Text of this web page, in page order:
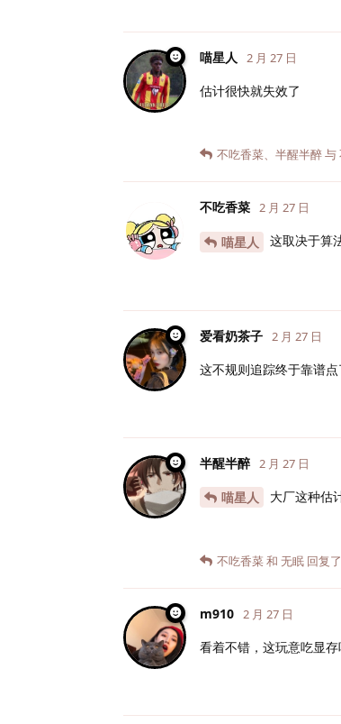
喵星人 2 月 27 日
估计很快就失效了
不吃香菜、 半醒半醉与
不吃香菜 2 月 27 日
喵星人 这取决于算
爱看奶茶子 2 月 27 日
这不规则追踪终于靠谱点
半醒半醉 2 月 27 日
喵星人 大厂这种估
不吃香菜和 无眠 回复
m910 2 月 27 日
看着不错，这玩意吃显存